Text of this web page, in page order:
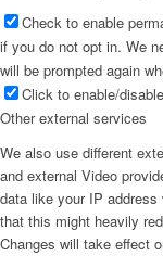
Check to enable
if you do not opt in. We
will be prompted again
Click to enable/
Other external services
We also use different
and external Video
data like your IP
that this might heavily
Changes will take effect